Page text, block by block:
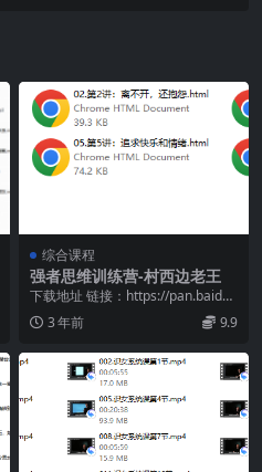
综合课程
强者思维训练营-村西边老王
下载地址 链接：https://pan.baidu.
com/s/1w-MM_Cs...
3 年前 9.9